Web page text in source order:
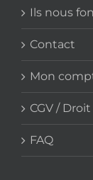
Ils nous
Contact
Mon
CGV /
FAQ